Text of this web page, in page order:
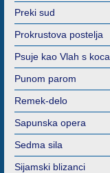
Preki sud
Prokrustova postelja
Psuje kao Vlah s koca
Punom parom
Remek-delo
Sapunska opera
Sedma sila
Sijamski blizanci